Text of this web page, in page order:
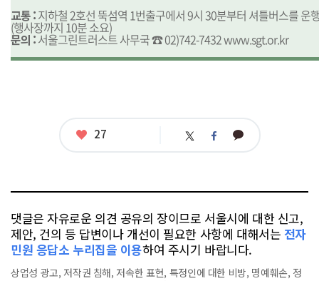
교통 :지하철 2호선 뚝섬역 1번출구에서 9시 30분부터 셔틀버스를 운
(행사장까지 10분 소요)
문의 :서울그린트러스트 사무국 ☎ 02)742-7432www.sgt.or.kr
좋
27 트 페 카
댓글은 자유로운 의견 공유의 장이므로 서울시에 대한 신고,
제안, 건의 등 답변이나 개선이 필요한 사항에 대해서는 전자
민원 응답소 누리집을 이용하여 주시기 바랍니다.
상업성 광고, 저작권 침해, 저속한 표현, 특정인에 대한 비방, 명예훼손, 정